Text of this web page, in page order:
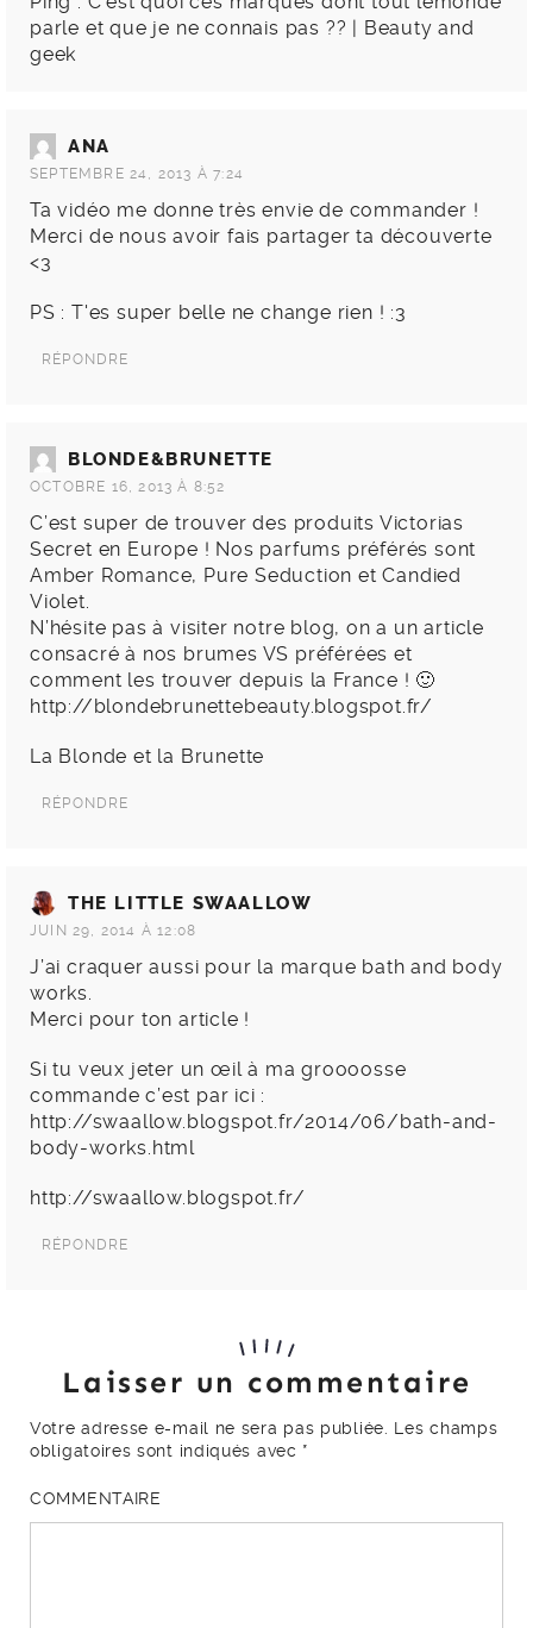
parle et que je ne connais pas ?? | Beauty and
geek
ANA
SEPTEMBRE 24, 2013 À 7:24
Ta vidéo me donne très envie de commander !
Merci de nous avoir fais partager ta découverte
<3
PS : T'es super belle ne change rien ! :3
RÉPONDRE
BLONDE&BRUNETTE
OCTOBRE 16, 2013 À 8:52
C’est super de trouver des produits Victorias
Secret en Europe ! Nos parfums préférés sont
Amber Romance, Pure Seduction et Candied
Violet.
N’hésite pas à visiter notre blog, on a un article
consacré à nos brumes VS préférées et
comment les trouver depuis la France ! 🙂
http://blondebrunettebeauty.blogspot.fr/
La Blonde et la Brunette
RÉPONDRE
THE LITTLE SWAALLOW
JUIN 29, 2014 À 12:08
J’ai craquer aussi pour la marque bath and body
works.
Merci pour ton article !
Si tu veux jeter un œil à ma groooosse
commande c’est par ici :
http://swaallow.blogspot.fr/2014/06/bath-and-
body-works.html
http://swaallow.blogspot.fr/
RÉPONDRE
Laisser un commentaire
Votre adresse e-mail ne sera pas publiée.
Les champs
obligatoires sont indiqués avec *
COMMENTAIRE